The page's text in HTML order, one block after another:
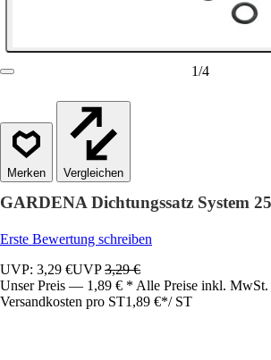
1/4
Vergleichen
GARDENA Dichtungssatz System
Erste Bewertung schreiben
UVP: 3,29 €UVP3,29 €
Unser Preis — 1,89 € * Alle Preise inkl. MwSt.
Versandkosten pro ST1,89 €*/ ST